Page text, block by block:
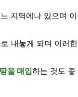
지역에나 있으며 이
내놓게 되며 이러한
을 매입하는 것도 좋